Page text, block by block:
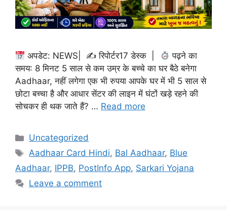
अपडेट: NEWS| ✍ रिपोर्टर17 डेस्क |
पढ़ने का
समय: 8 मिनट 5 साल से कम उम्र के बच्चे का घर बैठे बनेगा
Aadhaar, नहीं लगेगा एक भी रुपया आपके घर में भी 5 साल से
छोटा बच्चा है और आधार सेंटर की लाइन में घंटों खड़े रहने की
सोचकर ही थक जाते हैं? … Read more
Categories
Uncategorized
Tags
Aadhaar Card Hindi, Bal Aadhaar, Blue
Aadhaar, IPPB, PostInfo App, Sarkari Yojana
Leave a comment